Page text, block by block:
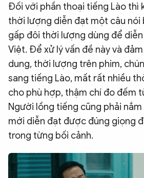
Đối với phần thoại tiếng Lào thì
thời lượng diễn đạt một câu nói
gấp đôi thời lượng dùng để
Việt. Để xử lý vấn đề này và
dung, thời lượng trên phim,
sang tiếng Lào, mất rất nhiều
cho phù hợp, thậm chí đo đếm
Người lồng tiếng cũng phải
mới diễn đạt được đúng giọng
trong từng bối cảnh.